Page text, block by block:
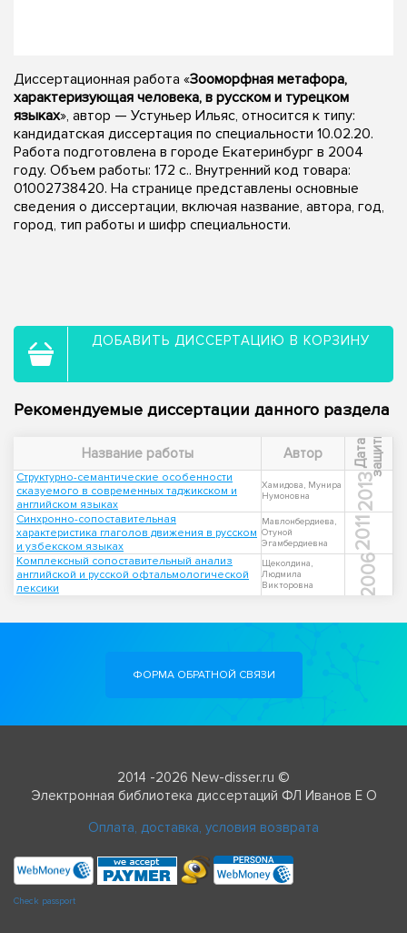
Диссертационная работа «Зооморфная метафора,
характеризующая человека, в русском и турецком
языках», автор — Устуньер Ильяс, относится к типу:
кандидатская диссертация по специальности 10.02.20.
Работа подготовлена в городе Екатеринбург в 2004
году. Объем работы: 172 с.. Внутренний код товара:
01002738420. На странице представлены основные
сведения о диссертации, включая название, автора, год,
город, тип работы и шифр специальности.
ДОБАВИТЬ ДИССЕРТАЦИЮ В КОРЗИНУ
Рекомендуемые диссертации данного раздела
Название работы Автор Д
а
т
а
з
а
щ
и
т ы
Структурно-семантические особенности
сказуемого в современных таджикском и
английском языках
Хамидова, Мунира
Нумоновна
2013
Синхронно-сопоставительная
характеристика глаголов движения в русском
и узбекском языках
Мавлонбердиева,
Отуной
Эгамбердиевна
2011
Комплексный сопоставительный анализ
английской и русской офтальмологической
лексики
Щеколдина,
Людмила
Викторовна
2006
ФОРМА ОБРАТНОЙ СВЯЗИ
2014 -2026 New-disser.ru ©
Электронная библиотека диссертаций ФЛ Иванов Е О
Оплата, доставка, условия возврата
Check passport